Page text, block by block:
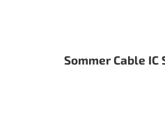
Sommer Cable IC